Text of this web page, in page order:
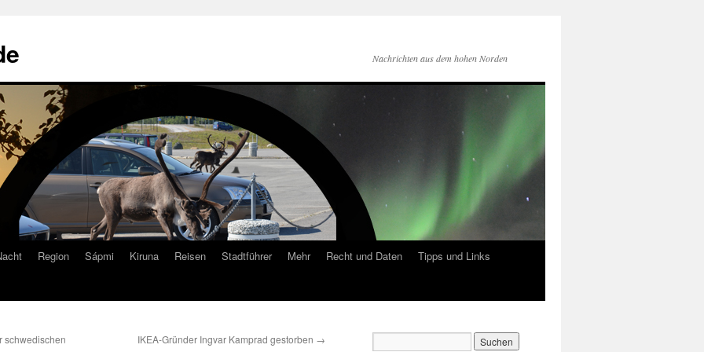
Nachrichten aus dem hohen Norden
Region Sápmi Kiruna Reisen Stadtführer Mehr Recht und Daten
Tipps und Links
schwedischen
IKEA-Gründer Ingvar Kamprad gestorben →